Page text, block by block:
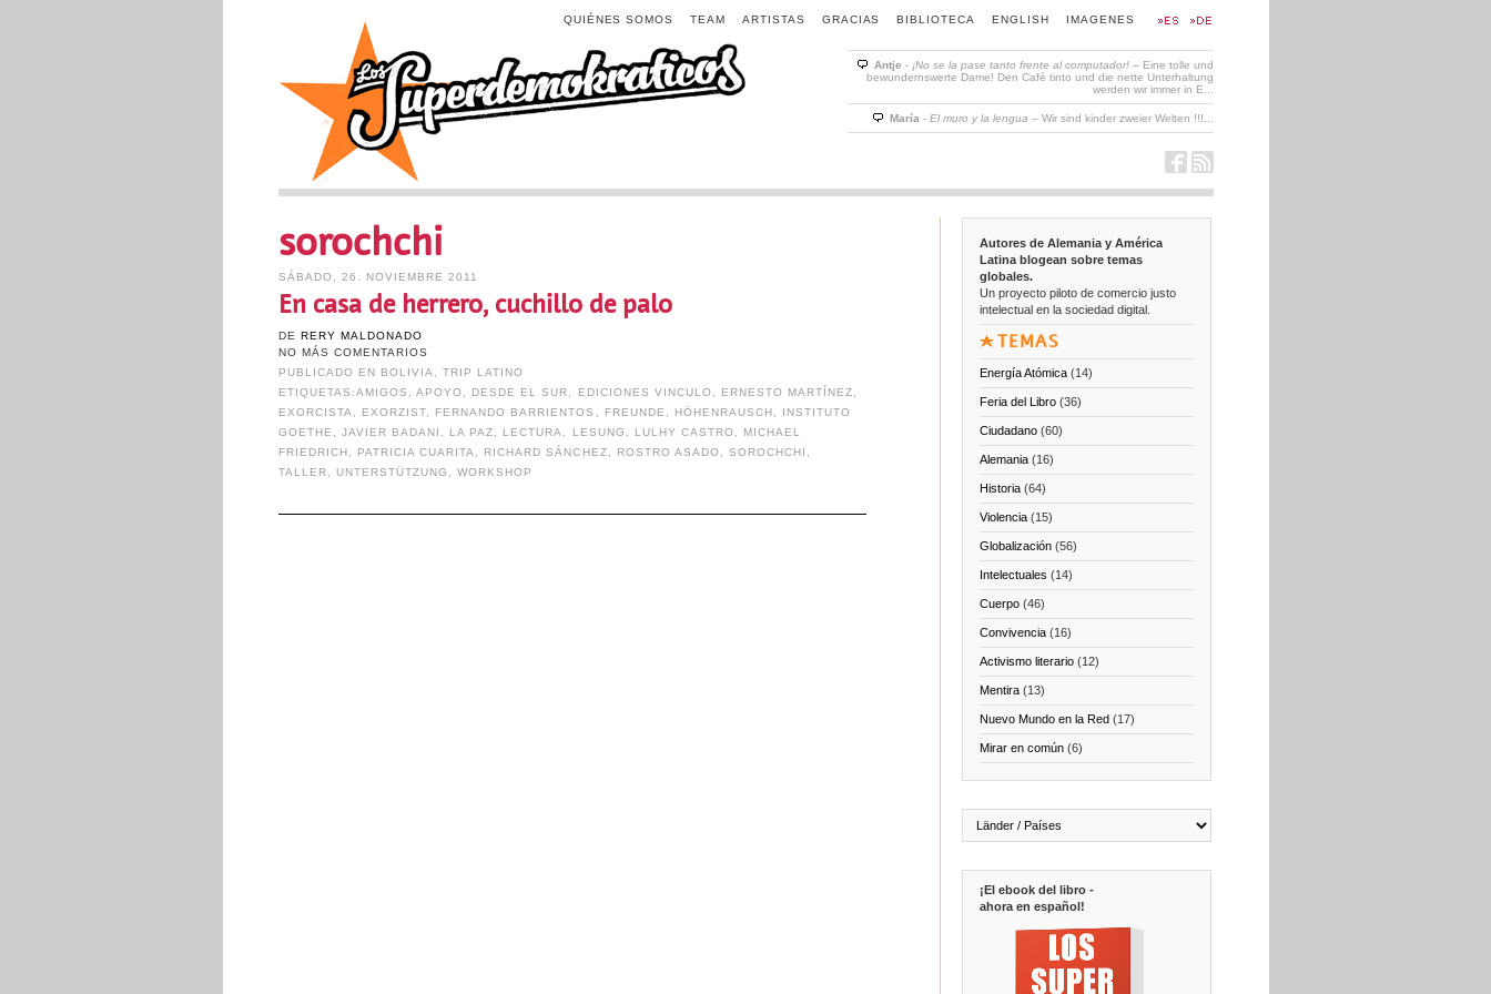
IMAGENES
ENGLISH
BIBLIOTECA
GRACIAS
ARTISTAS
TEAM
QUIÉNES SOMOS
Antje - ¡No se la pase tanto frente al computador!– Eine tolle und
bewundernswerte Dame! Den Café tinto und die nette Unterhaltung
werden wir immer in E...
María - El muro y la lengua – Wir sind kinder zweier Welten !!!...
sorochchi
SÁBADO, 26. NOVIEMBRE 2011
En casa de herrero, cuchillo de palo
DE RERY MALDONADO
NO MÁS COMENTARIOS
PUBLICADO EN BOLIVIA ,TRIP LATINO
ETIQUETAS:AMIGOS APOYO DESDE EL SUR EDICIONES VINCULO ERNESTO MARTÍNEZ
EXORCISTA
EXORZIST, FERNANDO BARRIENTOS FREUNDE HÖHENRAUSCH
INSTITUTO
GOETHE
JAVIER BADANI LA PAZ LECTURA LESUNG LULHY CASTRO
MICHAEL
FRIEDRICH
PATRICIA CUARITA RICHARD SÁNCHEZ ROSTRO ASADO ,SOROCHCHI
TALLER
UNTERSTÜTZUNG ,WORKSHOP
Autores de Alemania y América
Latina blogean sobre temas
globales.
Un proyecto piloto de comercio justo
intelectual en la sociedad digital.
TEMAS
Energía Atómica(14)
Feria del Libro(36)
Ciudadano(60)
Alemania(16)
Historia(64)
Violencia(15)
Globalización(56)
Intelectuales (14)
Cuerpo(46)
Convivencia(16)
Activismo literario(12)
Mentira(13)
Nuevo Mundo en la Red(17)
Mirar en común(6)
¡El ebook del libro -
ahora en español!